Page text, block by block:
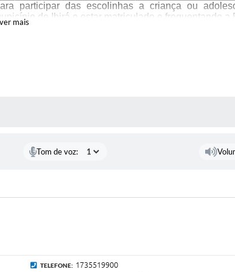
participar das escolinhas a criança ou
de Ibirá e estar matriculado e frequentando a
a 18 anos
813 - Ginásio de Esportes "Savério Zitto e Ivone
mais
Tom de voz:
TELEFONE: 1735519900